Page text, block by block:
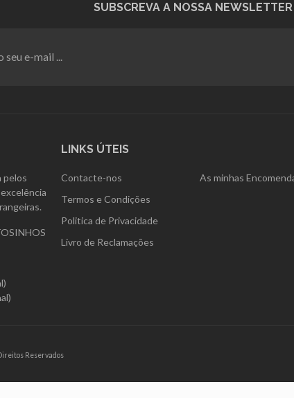
SUBSCREVA A NOSSA NEWSLETTER
pelos
LINKS ÚTEIS
Contacte-nos
Termos e Condições
Politica de Privacidade
Livro de Reclamações
As minhas
Reservados